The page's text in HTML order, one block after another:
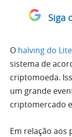
Siga
O halving do
sistema de
criptomoeda.
um grande
criptomercado
Em relação aos